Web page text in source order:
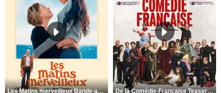
Les Matins merveilleux Bande-annonce VF De la Comédie-Française Teaser VF